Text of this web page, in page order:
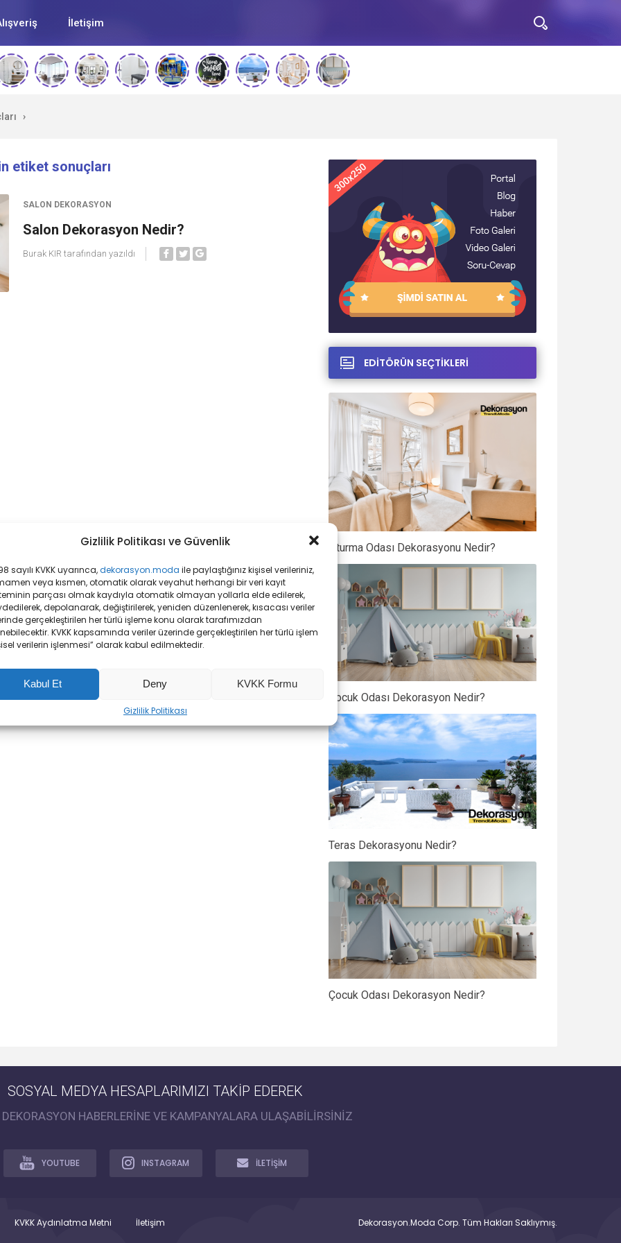
Gizlilik Politikası ve Güvenlik
sayılı KVKK uyarınca,dekorasyon.moda ile paylaştığınız kişisel verileriniz,
veya kısmen, otomatik olarak veyahut herhangi bir veri kayıt
parçası olmak kaydıyla otomatik olmayan yollarla elde edilerek,
depolanarak, değiştirilerek, yeniden düzenlenerek, kısacası veriler
gerçekleştirilen her türlü işleme konu olarak tarafımızdan
KVKK kapsamında veriler üzerinde gerçekleştirilen her türlü işlem
verilerin işlenmesi” olarak kabul edilmektedir.
Kabul Et Deny KVKK Formu
Gizlilik Politikası
İletişim
›
etiket sonuçları
SALON DEKORASYON
Salon Dekorasyon Nedir?
Burak KIR tarafından yazıldı
EDİTÖRÜN SEÇTİKLERİ
Oturma Odası Dekorasyonu Nedir?
Çocuk Odası Dekorasyon Nedir?
Teras Dekorasyonu Nedir?
Çocuk Odası Dekorasyon Nedir?
SOSYAL MEDYA HESAPLARIMIZI TAKİP EDEREK
DEKORASYON HABERLERİNE VE KAMPANYALARA ULAŞABİLİRSİNİZ
YOUTUBE INSTAGRAM İLETİŞİM
KVKK Aydınlatma Metni İletişim Dekorasyon.Moda Corp. Tüm Hakları Saklıymış.